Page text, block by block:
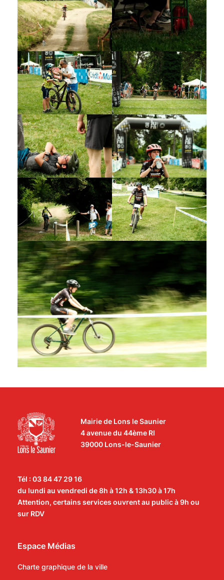
Mairie de Lons le Saunier
4 avenue du 44ème RI
39000 Lons-le-Saunier
Tél : 03 84 47 29 16
du lundi au vendredi de 8h à 12h & 13h30 à 17h
Attention, certains services ouvrent au public à 9h ou
sur RDV
Espace Médias
Charte graphique de la ville